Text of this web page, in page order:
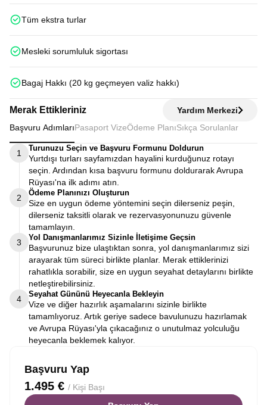
Tüm ekstra turlar
Mesleki sorumluluk sigortası
Bagaj Hakkı (20 kg geçmeyen valiz hakkı)
Merak Ettikleriniz
Yardım Merkezi
Başvuru AdımlarıPasaport VizeÖdeme Planı Sıkça Sorulanlar
1
Turunuzu Seçin ve Başvuru Formunu Doldurun
Yurtdışı turları sayfamızdan hayalini kurduğunuz rotayı
seçin. Ardından kısa başvuru formunu doldurarak Avrupa
Rüyası'na ilk adımı atın.
2
Ödeme Planınızı Oluşturun
Size en uygun ödeme yöntemini seçin dilerseniz peşin,
dilerseniz taksitli olarak ve rezervasyonunuzu güvenle
tamamlayın.
3
Yol Danışmanlarımız Sizinle İletişime Geçsin
Başvurunuz bize ulaştıktan sonra, yol danışmanlarımız sizi
arayarak tüm süreci birlikte planlar. Merak ettiklerinizi
rahatlıkla sorabilir, size en uygun seyahat detaylarını birlikte
netleştirebilirsiniz.
4
Seyahat Gününü Heyecanla Bekleyin
Vize ve diğer hazırlık aşamalarını sizinle birlikte
tamamlıyoruz. Artık geriye sadece bavulunuzu hazırlamak
ve Avrupa Rüyası'yla çıkacağınız o unutulmaz yolculuğu
heyecanla beklemek kalıyor.
Başvuru Yap
1.495 € / Kişi Başı